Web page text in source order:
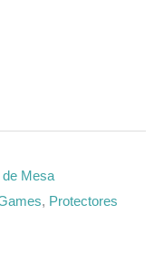
Mesa
, Protectores